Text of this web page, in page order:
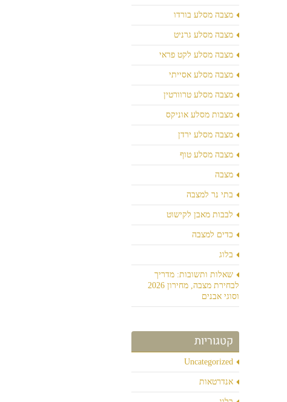
מצבה מסלע בורדו
מצבה מסלע גרניט
מצבה מסלע לקט פראי
מצבה מסלע אסייתי
מצבה מסלע טרוורטין
מצבות מסלע אוניקס
מצבה מסלע ירדן
מצבה מסלע טוף
מצבה
בתי נר למצבה
לבבות מאבן לקישוט
כדים למצבה
בלוג
שאלות ותשובות: מדריך
לבחירת מצבה, מחירון 2026
וסוגי אבנים
קטגוריות
Uncategorized
אנדרטאות